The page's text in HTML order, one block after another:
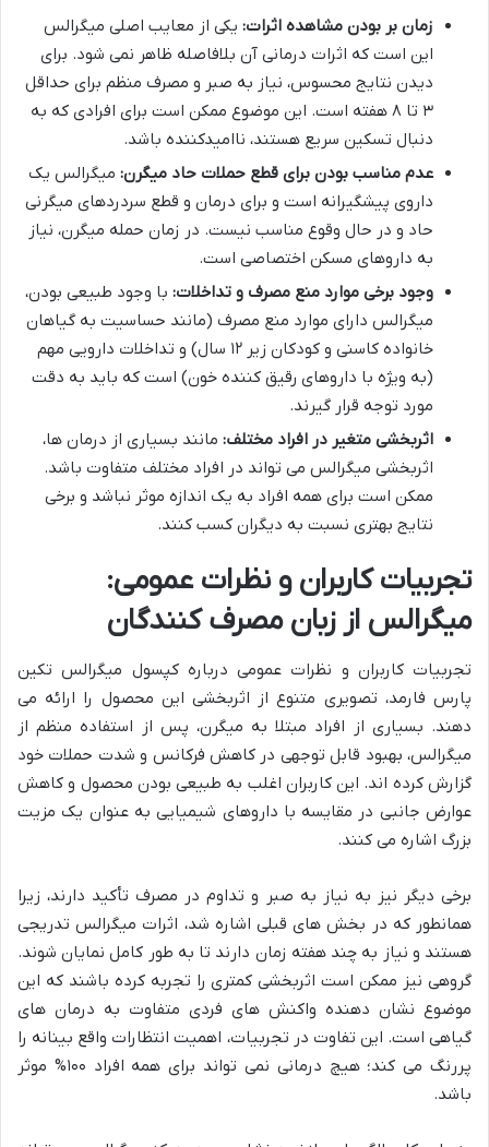
زمان بر بودن مشاهده اثرات: یکی از معایب اصلی میگرالس
این است که اثرات درمانی آن بلافاصله ظاهر نمی شود. برای
دیدن نتایج محسوس، نیاز به صبر و مصرف منظم برای حداقل
۳ تا ۸ هفته است. این موضوع ممکن است برای افرادی که به
دنبال تسکین سریع هستند، ناامیدکننده باشد.
عدم مناسب بودن برای قطع حملات حاد میگرن: میگرالس یک
داروی پیشگیرانه است و برای درمان و قطع سردردهای میگرنی
حاد و در حال وقوع مناسب نیست. در زمان حمله میگرن، نیاز
به داروهای مسکن اختصاصی است.
وجود برخی موارد منع مصرف و تداخلات: با وجود طبیعی بودن،
میگرالس دارای موارد منع مصرف (مانند حساسیت به گیاهان
خانواده کاسنی و کودکان زیر ۱۲ سال) و تداخلات دارویی مهم
(به ویژه با داروهای رقیق کننده خون) است که باید به دقت
مورد توجه قرار گیرند.
اثربخشی متغیر در افراد مختلف: مانند بسیاری از درمان ها،
اثربخشی میگرالس می تواند در افراد مختلف متفاوت باشد.
ممکن است برای همه افراد به یک اندازه موثر نباشد و برخی
نتایج بهتری نسبت به دیگران کسب کنند.
تجربیات کاربران و نظرات عمومی:
میگرالس از زبان مصرف کنندگان
تجربیات کاربران و نظرات عمومی درباره کپسول میگرالس تکین
پارس فارمد، تصویری متنوع از اثربخشی این محصول را ارائه می
دهند. بسیاری از افراد مبتلا به میگرن، پس از استفاده منظم از
میگرالس، بهبود قابل توجهی در کاهش فرکانس و شدت حملات خود
گزارش کرده اند. این کاربران اغلب به طبیعی بودن محصول و کاهش
عوارض جانبی در مقایسه با داروهای شیمیایی به عنوان یک مزیت
بزرگ اشاره می کنند.
برخی دیگر نیز به نیاز به صبر و تداوم در مصرف تأکید دارند، زیرا
همانطور که در بخش های قبلی اشاره شد، اثرات میگرالس تدریجی
هستند و نیاز به چند هفته زمان دارند تا به طور کامل نمایان شوند.
گروهی نیز ممکن است اثربخشی کمتری را تجربه کرده باشند که این
موضوع نشان دهنده واکنش های فردی متفاوت به درمان های
گیاهی است. این تفاوت در تجربیات، اهمیت انتظارات واقع بینانه را
پررنگ می کند؛ هیچ درمانی نمی تواند برای همه افراد ۱۰۰% موثر
باشد.